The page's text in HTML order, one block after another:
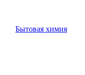
Бытовая химия